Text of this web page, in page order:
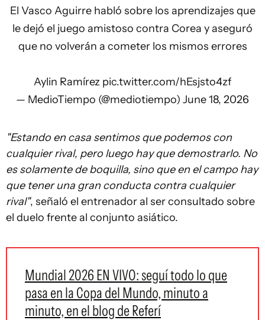
El Vasco Aguirre habló sobre los aprendizajes que
le dejó el juego amistoso contra Corea y aseguró
que no volverán a cometer los mismos errores
Aylin Ramírez pic.twitter.com/hEsjsto4zf
— MedioTiempo (@mediotiempo) June 18, 2026
"Estando en casa sentimos que podemos con
cualquier rival, pero luego hay que demostrarlo. No
es solamente de boquilla, sino que en el campo hay
que tener una gran conducta contra cualquier
rival", señaló el entrenador al ser consultado sobre
el duelo frente al conjunto asiático.
Mundial 2026 EN VIVO: seguí todo lo que
pasa en la Copa del Mundo, minuto a
minuto, en el blog de Referí